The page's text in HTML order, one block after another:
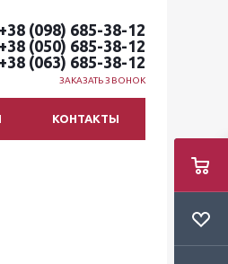
+38 (098) 685-38-12
+38 (050) 685-38-12
+38 (063) 685-38-12
ЗАКАЗАТЬ ЗВОНОК
КОНТАКТЫ